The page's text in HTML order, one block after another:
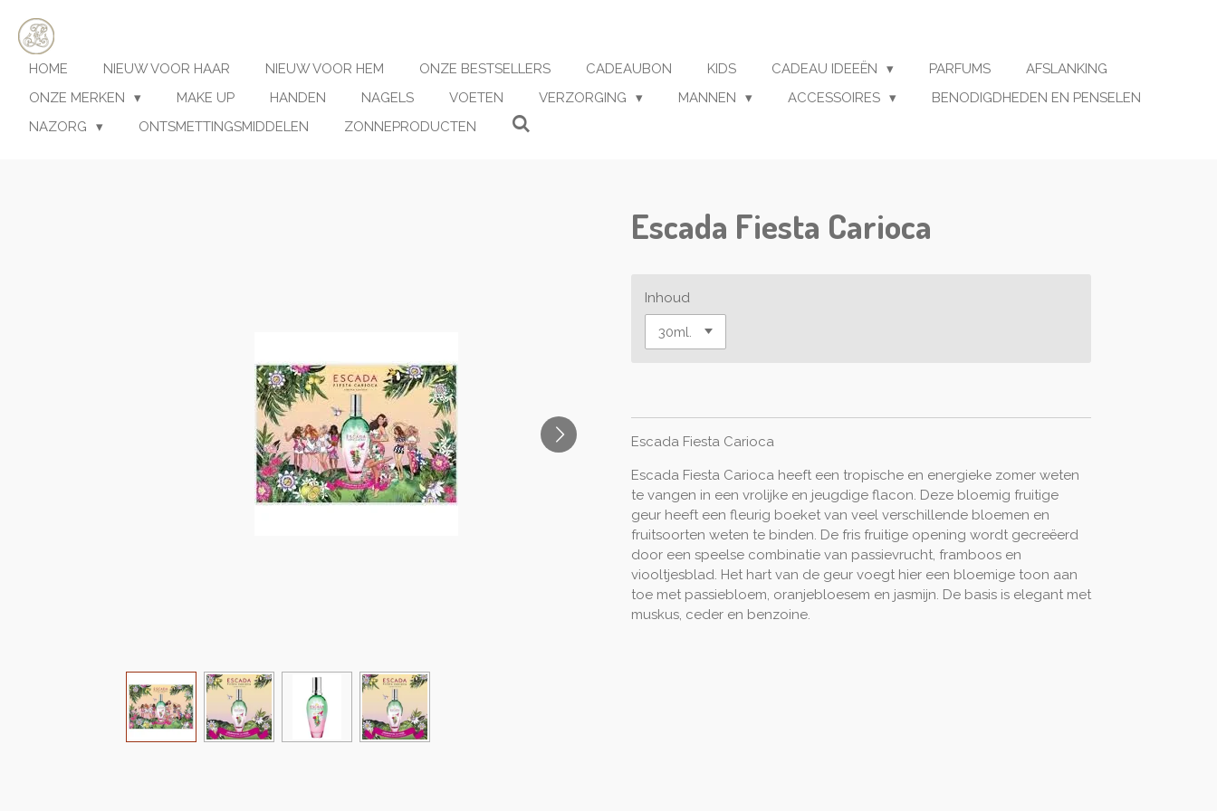
Ga
direct
naar
hoofdinhoud
HOME NIEUW VOOR HAAR NIEUW VOOR HEM ONZE BESTSELLERS CADEAUBON KIDS CADEAU IDEEËN PARFUMS
AFSLANKING
ONZE MERKEN
MAKE UP HANDEN NAGELS VOETEN VERZORGING MANNEN ACCESSOIRES
BENODIGDHEDEN EN PENSELEN
NAZORG
ONTSMETTINGSMIDDELEN ZONNEPRODUCTEN
Escada Fiesta Carioca
Inhoud
Escada Fiesta Carioca
Escada Fiesta Carioca heeft een tropische en energieke zomer weten
te vangen in een vrolijke en jeugdige flacon. Deze bloemig fruitige
geur heeft een fleurig boeket van veel verschillende bloemen en
fruitsoorten weten te binden. De fris fruitige opening wordt gecreëerd
door een speelse combinatie van passievrucht, framboos en
viooltjesblad. Het hart van de geur voegt hier een bloemige toon aan
toe met passiebloem, oranjebloesem en jasmijn. De basis is elegant met
muskus, ceder en benzoine.